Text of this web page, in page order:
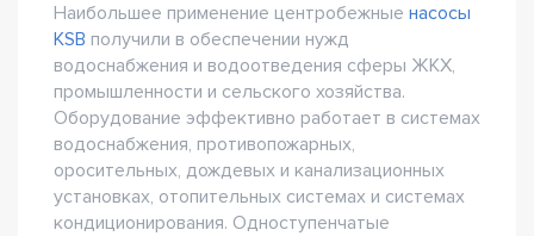
Наибольшее применение центробежные насосы
KSB получили в обеспечении нужд
водоснабжения и водоотведения сферы ЖКХ,
промышленности и сельского хозяйства.
Оборудование эффективно работает в системах
водоснабжения, противопожарных,
оросительных, дождевых и канализационных
установках, отопительных системах и системах
кондиционирования. Одноступенчатые